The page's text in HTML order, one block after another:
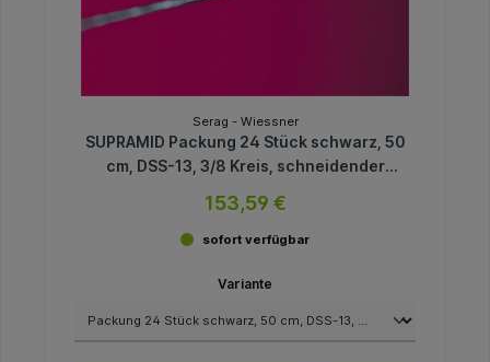
Serag - Wiessner
SUPRAMID Packung 24 Stück schwarz, 50
cm, DSS-13, 3/8 Kreis, schneidender
153,59 €
sofort verfügbar
Variante